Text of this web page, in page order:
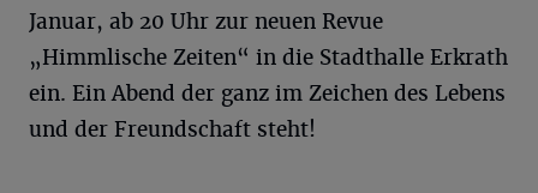
Januar, ab 20 Uhr zur neuen Revue
„Himmlische Zeiten“ in die Stadthalle Erkrath
ein. Ein Abend der ganz im Zeichen des Lebens
und der Freundschaft steht!